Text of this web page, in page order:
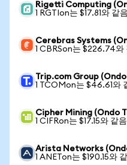
Rigetti Computing
1 RGTIon는 $17.81와 같음
Cerebras Systems
1 CBRSon는 $226.74와
Trip.com Group (Ondo
1 TCOMon는 $46.61와
Cipher Mining (Ondo
1 CIFRon는 $17.15와 같음
Arista Networks
1 ANETon는 $190.15와